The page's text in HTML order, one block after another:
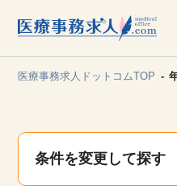
医療事務求人ドットコムTOP
条件を変更して探す
所在地のエリアを選択し
各支店担当よりご連絡させてい
関東